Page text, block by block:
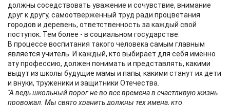
должны соседствовать уважение и сочувствие, внимание
друг к другу, самоотверженный труд ради процветания
городов и деревень, ответственность за каждый свой
поступок. Тем более - в социальном государстве.
В процессе воспитания такого человека самым главным
является учитель. И каждый, кто выбирает для себя именно
эту профессию, должен понимать и представлять, какими
выдут из школы будущие мамы и папы, какими станут их дети
и внуки, труженики и защитники Отечества.
"А ведь школьный порог не во все времена в счастливую жизнь
провожал. Мы свято хранить должны тех имена, кто